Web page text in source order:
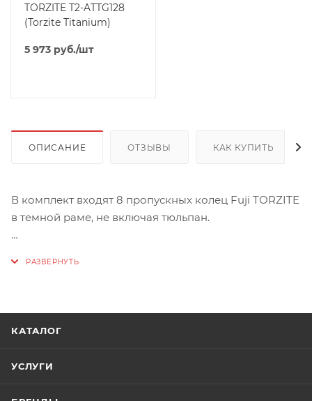
TORZITE T2-ATTG128
(Torzite Titanium)
5 973 руб./шт
ОПИСАНИЕ ОТЗЫВЫ КАК КУПИТЬ
В комплект входят 8 пропускных колец Fuji TORZITE
в темной раме, не включая тюльпан.
TORZITE – последнее поколение пропускных колец,
КАТАЛОГ
УСЛУГИ